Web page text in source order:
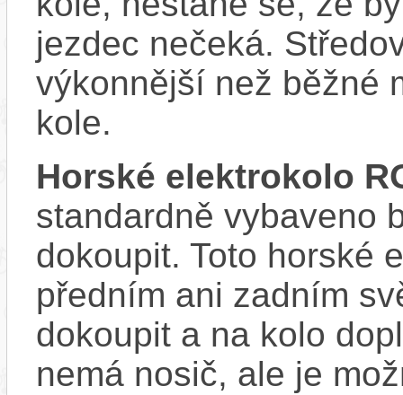
jezdec nečeká.
výkonnější než běžné
kole.
Horské elektrokolo
standardně vybaveno
dokoupit. Toto horské
předním ani zadním
dokoupit a na kolo
nemá nosič, ale je